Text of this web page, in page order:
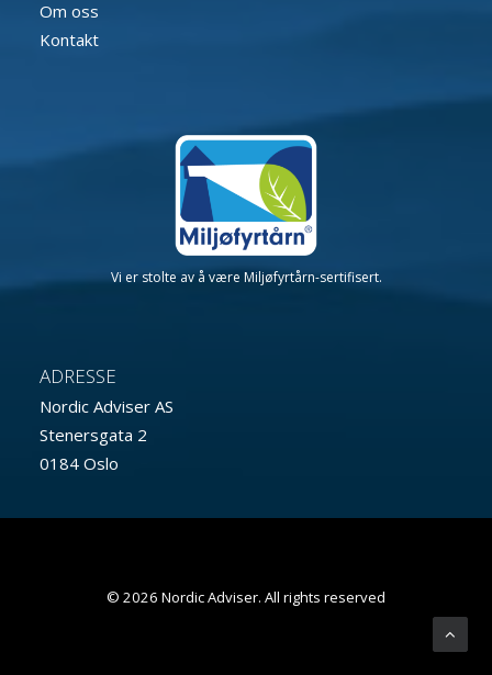
Om oss
Kontakt
Vi er stolte av å være Miljøfyrtårn-sertifisert.
ADRESSE
Nordic Adviser AS
Stenersgata 2
0184 Oslo
© 2026 Nordic Adviser. All rights reserved